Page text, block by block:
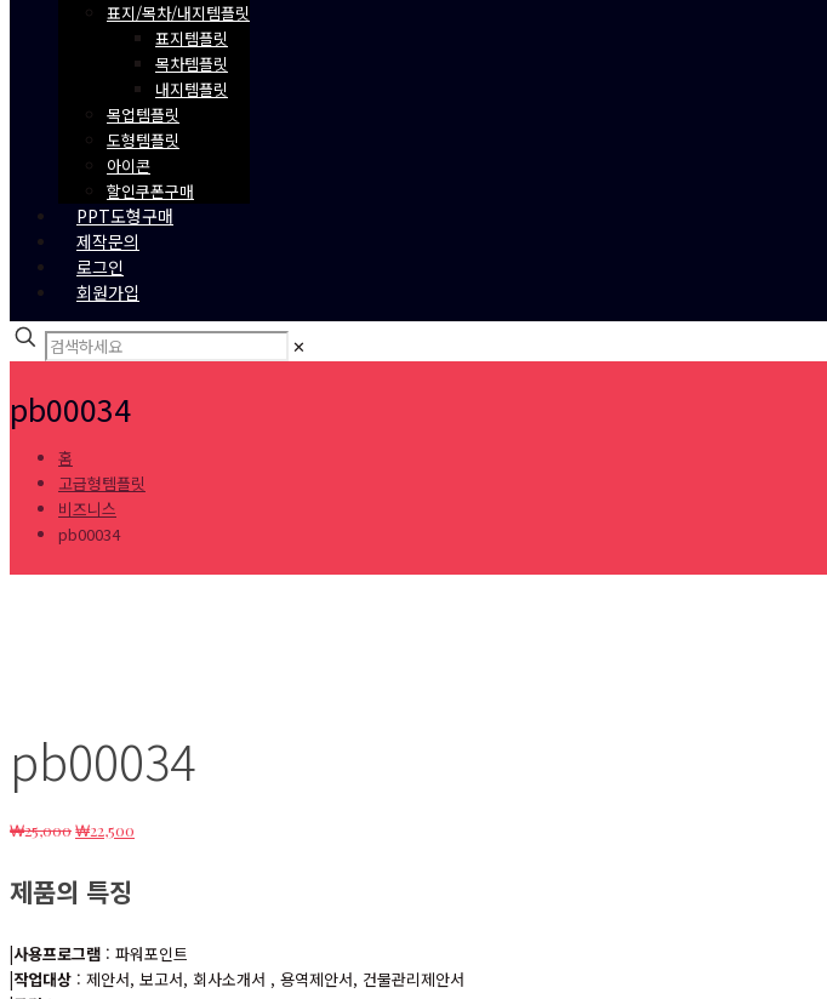
표지/목차/내지템플릿
표지템플릿
목차템플릿
내지템플릿
목업템플릿
도형템플릿
아이콘
할인쿠폰구매
PPT도형구매
제작문의
로그인
회원가입
✕
pb00034
홈
고급형템플릿
비즈니스
pb00034
pb00034
₩25,000원
가
격:
₩22,500
제품의 특징
|사용프로그램 : 파워포인트
|작업대상 : 제안서, 보고서, 회사소개서 , 용역제안서, 건물관리제안서